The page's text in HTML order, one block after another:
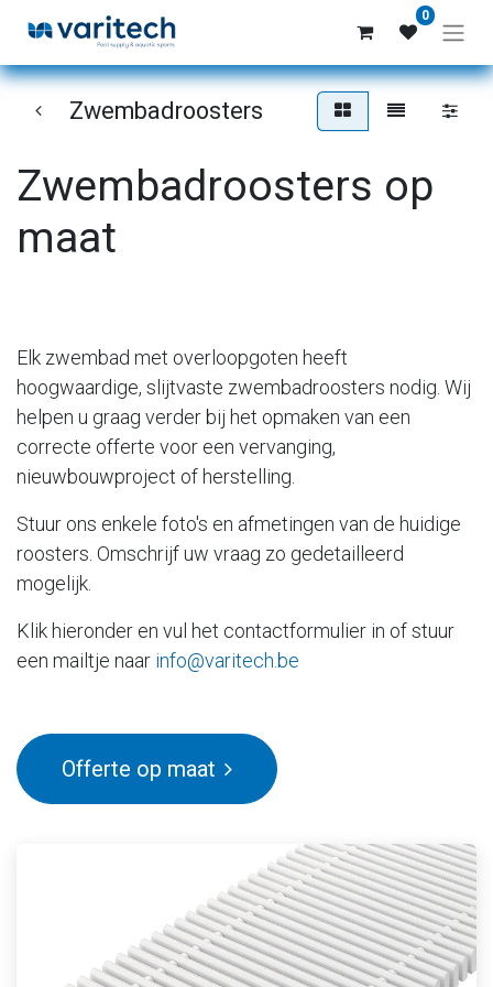
0
Zwembadroosters
Zwembadroosters op
maat
Elk zwembad met overloopgoten heeft
hoogwaardige, slijtvaste zwembadroosters nodig. Wij
helpen u graag verder bij het opmaken van een
correcte offerte voor een vervanging,
nieuwbouwproject of herstelling.
Stuur ons enkele foto's en afmetingen van de huidige
roosters. Omschrijf uw vraag zo gedetailleerd
mogelijk.
Klik hieronder en vul het contactformulier in of stuur
een mailtje naar info@varitech.be
Offerte op maat